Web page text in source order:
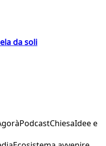
da soli
PodcastChiesaIdee e